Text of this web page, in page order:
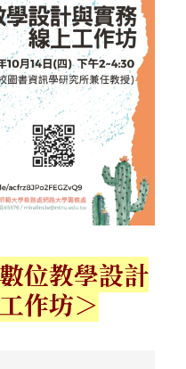
位教學設計
作坊＞